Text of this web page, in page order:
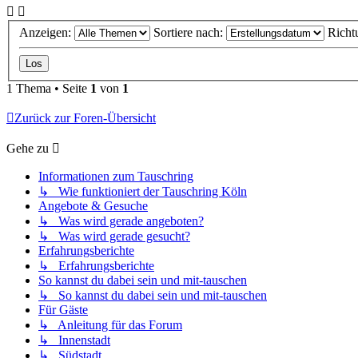
Anzeigen: Sortiere nach:
1 Thema • Seite 1 von 1
Zurück zur Foren-Übersicht
Gehe zu
Informationen zum Tauschring
↳ Wie funktioniert der Tauschring Köln
Angebote & Gesuche
↳ Was wird gerade angeboten?
↳ Was wird gerade gesucht?
Erfahrungsberichte
↳ Erfahrungsberichte
So kannst du dabei sein und mit-tauschen
↳ So kannst du dabei sein und mit-tauschen
Für Gäste
↳ Anleitung für das Forum
↳ Innenstadt